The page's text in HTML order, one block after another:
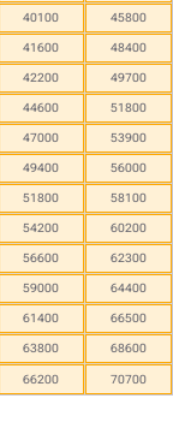
40100 45800
41600 48400
42200 49700
44600 51800
47000 53900
49400 56000
51800 58100
54200 60200
56600 62300
59000 64400
61400 66500
63800 68600
66200 70700